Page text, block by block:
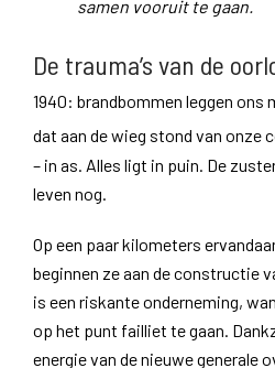
samen vooruit te gaan.
De trauma’s van de
1940: brandbommen leggen ons
dat aan de wieg stond van onze
– in as. Alles ligt in puin. De
leven nog.
Op een paar kilometers
beginnen ze aan de constructie
is een riskante onderneming,
op het punt failliet te gaan.
energie van de nieuwe generale